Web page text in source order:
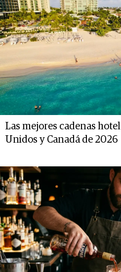
Las mejores cadenas
Unidos y Canadá de 2026